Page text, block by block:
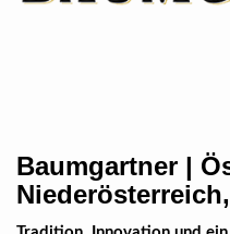
Baumgartner |